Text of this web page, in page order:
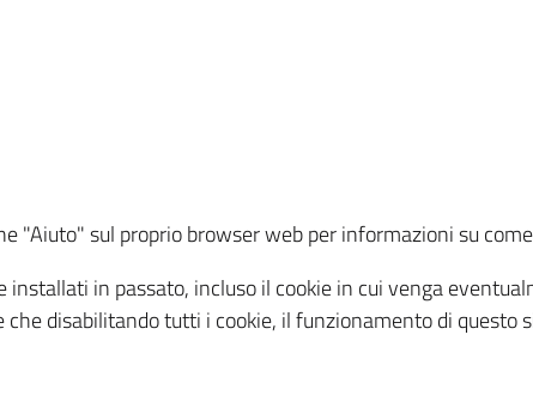
"Aiuto" sul proprio browser web per informazioni su
in passato, incluso il cookie in cui venga
disabilitando tutti i cookie, il funzionamento di questo